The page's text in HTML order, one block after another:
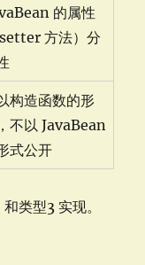
的属性
setter 方法）分
构造函数的形
不以 JavaBean
式公开
类型3 实现。